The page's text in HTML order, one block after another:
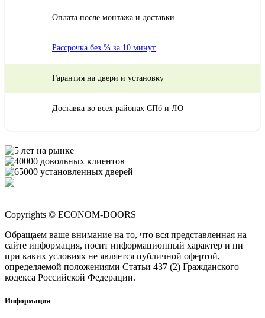
Оплата после монтажа и доставки
Рассрочка без % за 10 минут
Гарантия на двери и установку
Доставка во всех районах СПб и ЛО
Copyrights © ECONOM-DOORS
Обращаем ваше внимание на то, что вся представленная на
сайте информация, носит информационный характер и ни
при каких условиях не является публичной офертой,
определяемой положениями Статьи 437 (2) Гражданского
кодекса Российской Федерации.
Информация